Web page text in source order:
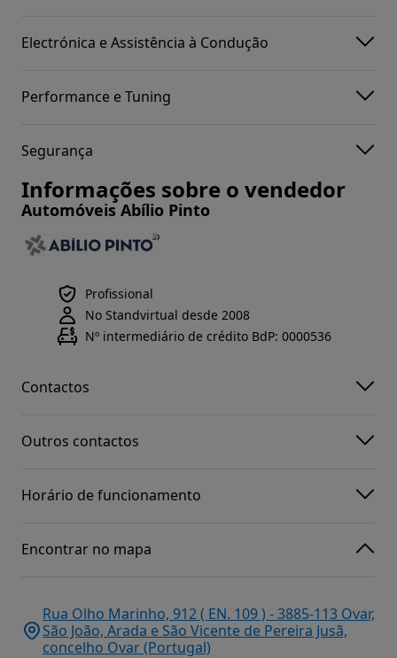
Electrónica e Assistência à Condução
Performance e Tuning
Segurança
Informações sobre o vendedor
Automóveis Abílio Pinto
Profissional
No Standvirtual desde 2008
Nº intermediário de crédito BdP: 0000536
Contactos
Outros contactos
Horário de funcionamento
Encontrar no mapa
Rua Olho Marinho, 912 ( EN. 109 ) - 3885-113 Ovar,
São João, Arada e São Vicente de Pereira Jusã,
concelho Ovar (Portugal)